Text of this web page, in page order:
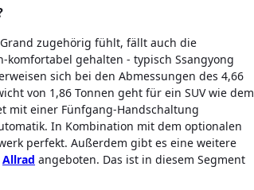
zugehörig fühlt, fällt auch die
gehalten - typisch Ssangyong
sich bei den Abmessungen des 4,66
von 1,86 Tonnen geht für ein SUV wie dem
mit einer Fünfgang-Handschaltung
In Kombination mit dem optionalen
perfekt. Außerdem gibt es eine weitere
Allrad angeboten. Das ist in diesem Segment